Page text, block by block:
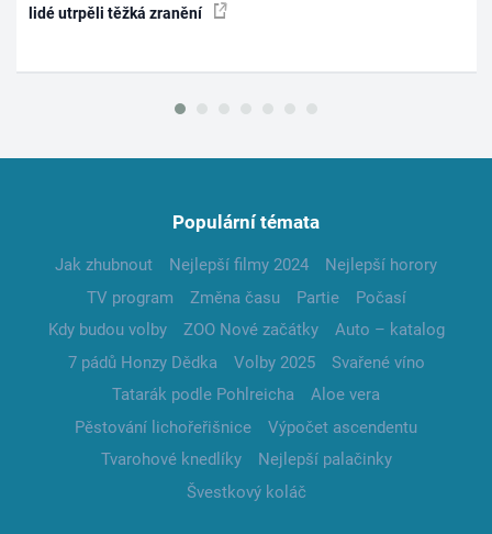
lidé utrpěli těžká zranění
Populární témata
Jak zhubnout Nejlepší filmy 2024
Nejlepší horory
TV program
Změna času Partie
Počasí
Kdy budou volby
ZOO Nové začátky
Auto – katalog
7 pádů Honzy Dědka
Volby 2025
Svařené víno
Tatarák podle Pohlreicha
Aloe vera
Pěstování lichořeřišnice
Výpočet ascendentu
Tvarohové knedlíky
Nejlepší palačinky
Švestkový koláč